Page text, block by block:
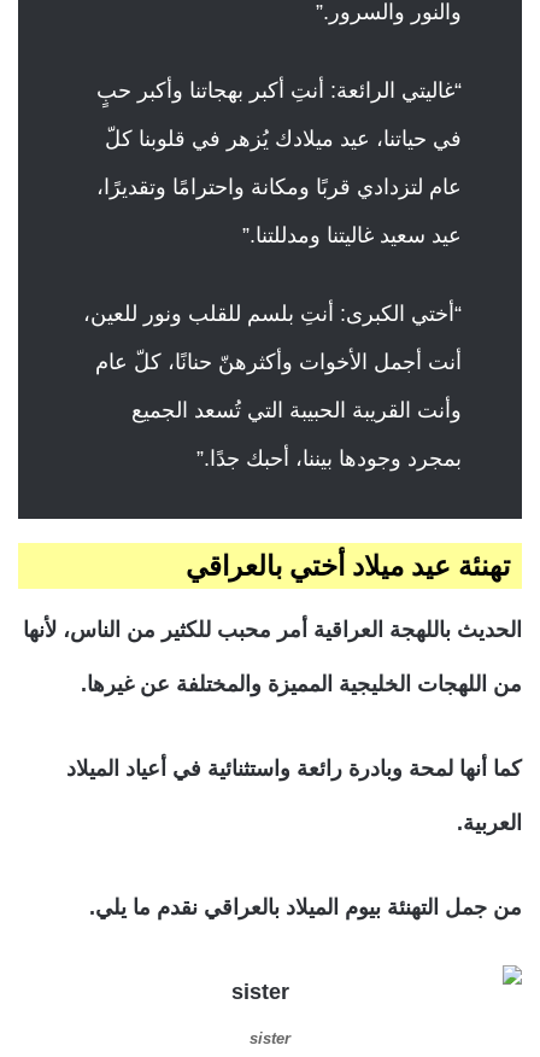
والنور والسرور.”
“غاليتي الرائعة: أنتِ أكبر بهجاتنا وأكبر حبٍ
في حياتنا، عيد ميلادك يُزهر في قلوبنا كلّ
عام لتزدادي قربًا ومكانة واحترامًا وتقديرًا،
عيد سعيد غاليتنا ومدللتنا.”
“أختي الكبرى: أنتِ بلسم للقلب ونور للعين،
أنت أجمل الأخوات وأكثرهنّ حنانًا، كلّ عام
وأنت القريبة الحبيبة التي تُسعد الجميع
بمجرد وجودها بيننا، أحبك جدًا.”
تهنئة عيد ميلاد أختي بالعراقي
الحديث باللهجة العراقية أمر محبب للكثير من الناس، لأنها
من اللهجات الخليجية المميزة والمختلفة عن غيرها.
كما أنها لمحة وبادرة رائعة واستثنائية في أعياد الميلاد
العربية.
من جمل التهنئة بيوم الميلاد بالعراقي نقدم ما يلي.
sister